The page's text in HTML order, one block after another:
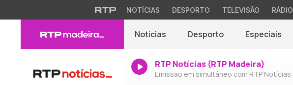
NOTÍCIAS DESPORTO TELEVISÃO RÁDIO
Notícias Desporto Especiais
RTP Notícias (RTP Madeira)
Emissão em simultâneo com RTP Notícias